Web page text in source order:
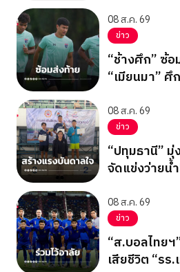
08 ส.ค. 69
ข่าว
“ช้างศึก” ซ้
“เมียนมา”
08 ส.ค. 69
ข่าว
“ปทุมธานี”
จัดแข่งว่ายน้
08 ส.ค. 69
ข่าว
“ส.บอลไทย
เสียชีวิต “ร